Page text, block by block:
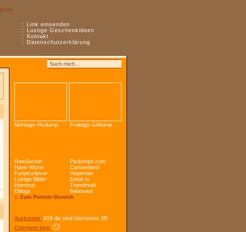
:: Link einsenden
:: Lustige Geschenkideen
:: Kontakt
:: Datenschutzerklärung
Montags-Picdump Freitags-Gifdump
RawSucker
Picdumps.com
Hans-Wurst
Cartoonland
Funpics4ever
Hopeman
Lustige Bilder
Emok.tv
Hornoxe
Trendmutti
Eblogx
Babonaut
:: Zum Partner-Bereich
Auskenner: #18 die sind höchstens 35!
Comment-king: 🙄